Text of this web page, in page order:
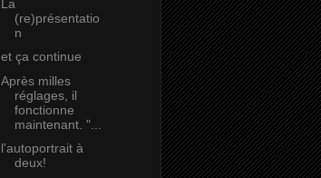
La
(re)présentatio
n
et ça continue
Après milles
réglages, il
fonctionne
maintenant. "...
l'autoportrait à
deux!